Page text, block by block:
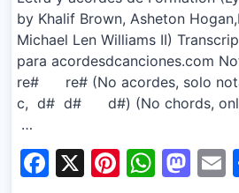
by Khalif Brown, Asheton
Michael Len Williams II)
para acordesdcanciones.com
re# re# (No acordes, solo
c, d# d# d#) (No chords,
…
Facebook
X